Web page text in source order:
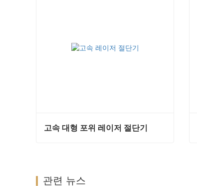
고속 대형 포위 레이저 절단기
관련 뉴스